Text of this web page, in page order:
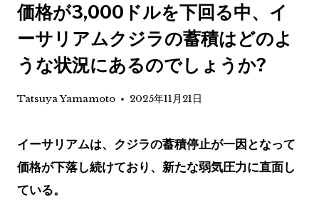
価格が3,000ドルを下回る中、イ
ーサリアムクジラの蓄積はどのよ
うな状況にあるのでしょうか?
Tatsuya Yamamoto 2025年11月21日
イーサリアムは、クジラの蓄積停止が一因となって
価格が下落し続けており、新たな弱気圧力に直面し
ている。